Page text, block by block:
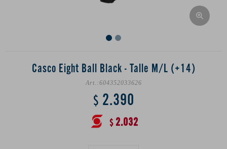
Casco Eight Ball Black - Talle M/L (+14)
604352033626
$ 2.390
$ 2.032